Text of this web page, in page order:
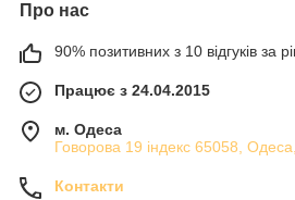
Про нас
90% позитивних з 10 відгуків за
Працює з 24.04.2015
м. Одеса
Говорова 19 індекс 65058,
Контакти